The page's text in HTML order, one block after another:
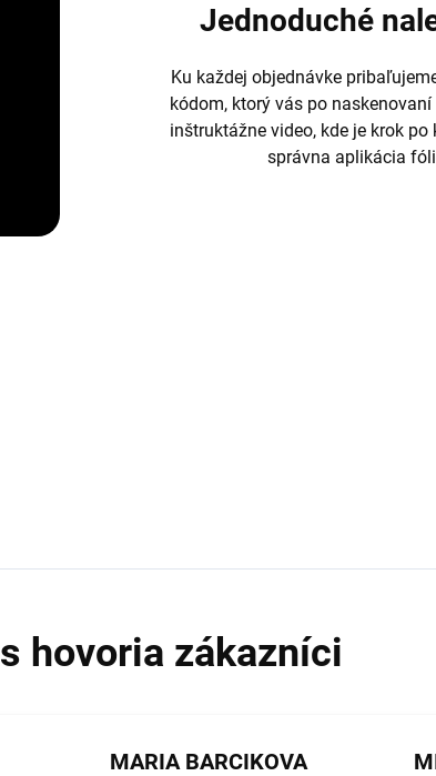
Jednoduché
Ku každej objednávke
kódom, ktorý vás po naskenovaní
inštruktážne video, kde je krok po
správna aplikácia
MARIA BARCIKOVA